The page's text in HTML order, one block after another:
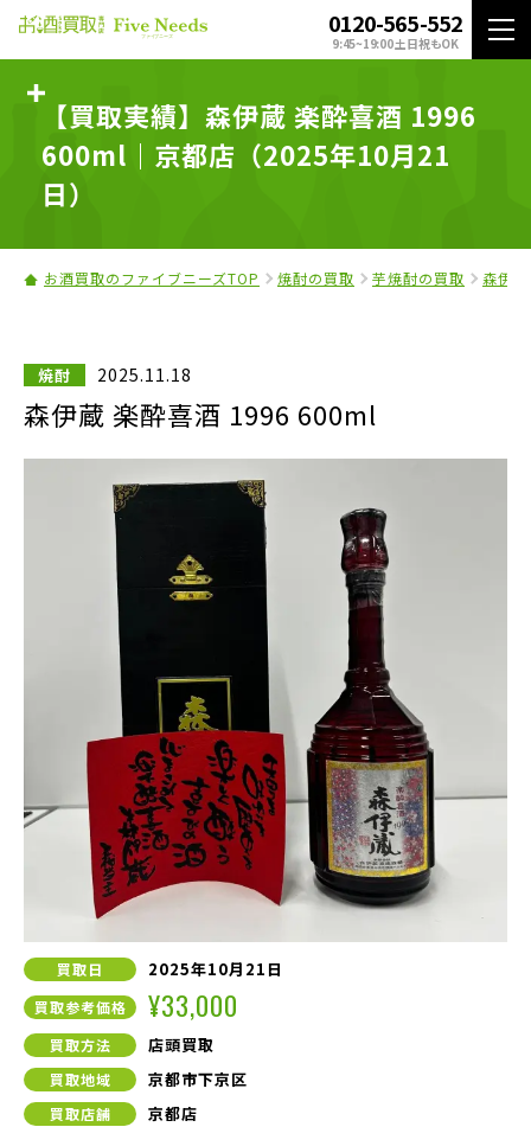
0120-565-552
9:45~19:00 土日祝もOK
【買取実績】森伊蔵 楽酔喜酒 1996
600ml｜京都店（2025年10月21
日）
お酒買取のファイブニーズTOP 焼酎の買取 芋焼酎の買取 森伊
焼酎 2025.11.18
森伊蔵 楽酔喜酒 1996 600ml
買取日 2025年10月21日
買取参考価格 ¥33,000
買取方法 店頭買取
買取地域 京都市下京区
買取店舗 京都店